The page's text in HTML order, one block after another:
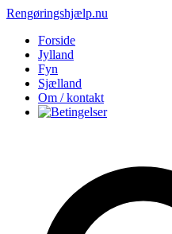
Rengøringshjælp.nu
Forside
Jylland
Fyn
Sjælland
Om / kontakt